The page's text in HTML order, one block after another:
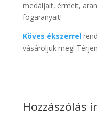
medáljait, érmeit,
fogaranyait!
Köves ékszerrel
vásároljuk meg!
Hozzászólás